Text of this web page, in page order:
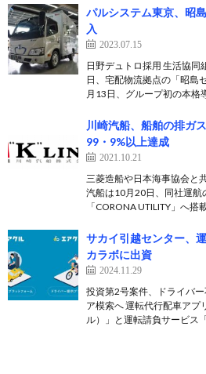
パルシステム東京、昭
入
2023.07.15
日野デュトロ採用 生活協
日、宅配物流拠点の「昭島
月13日、グループ初の本格
川崎汽船、船舶の排ガ
99・9%以上達成
2021.10.21
三菱造船や日本海事協会と
汽船は10月20日、同社運航
「CORONA UTILITY」へ搭
サカイ引越センター、
カラボに出資
2024.11.29
投資第2号案件、ドライバ
ア模索へ 運転代行配車アプ
ル）」と運転請負サービス